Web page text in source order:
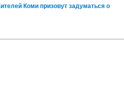
Коми призовут задуматься о